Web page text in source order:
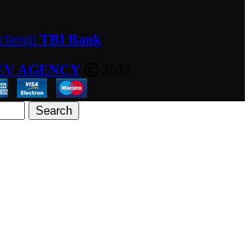
TBI Bank
AGENCY
Search